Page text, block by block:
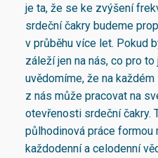
je ta, že se ke zvýšení
srdeční čakry budeme
v průběhu více let. Pokud
záleží jen na nás, co pro
uvědomíme, že na
z nás může pracovat na
otevřenosti srdeční čakry.
půlhodinová práce formou
každodenní a celodenní